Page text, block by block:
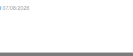
07/08/2026